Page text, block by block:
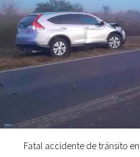
Fatal accidente de tránsito